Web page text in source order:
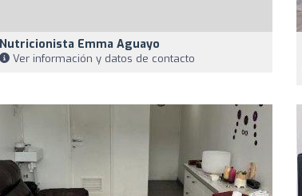
Nutricionista Emma Aguayo
Ver información y datos de contacto